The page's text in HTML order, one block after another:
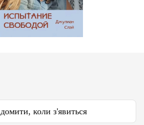
коли з'явиться